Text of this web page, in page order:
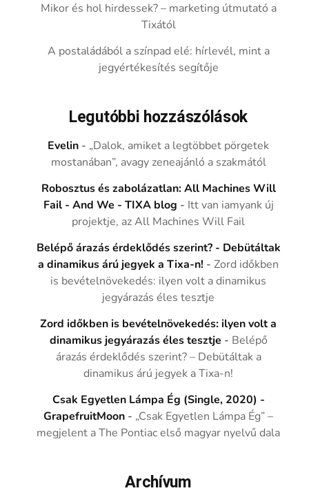
Mikor és hol hirdessek? – marketing útmutató a
Tixától
A postaládából a színpad elé: hírlevél, mint a
jegyértékesítés segítője
Legutóbbi hozzászólások
Evelin - „Dalok, amiket a legtöbbet pörgetek
mostanában”, avagy zeneajánló a szakmától
Robosztus és zabolázatlan: All Machines Will
Fail - And We - TIXA blog - Itt van iamyank új
projektje, az All Machines Will Fail
Belépő árazás érdeklődés szerint? - Debütáltak
a dinamikus árú jegyek a Tixa-n! -Zord időkben
is bevételnövekedés: ilyen volt a dinamikus
jegyárazás éles tesztje
Zord időkben is bevételnövekedés: ilyen volt a
dinamikus jegyárazás éles tesztje - Belépő
árazás érdeklődés szerint? – Debütáltak a
dinamikus árú jegyek a Tixa-n!
Csak Egyetlen Lámpa Ég (Single, 2020) -
GrapefruitMoon - „Csak Egyetlen Lámpa Ég” –
megjelent a The Pontiac első magyar nyelvű dala
Archívum